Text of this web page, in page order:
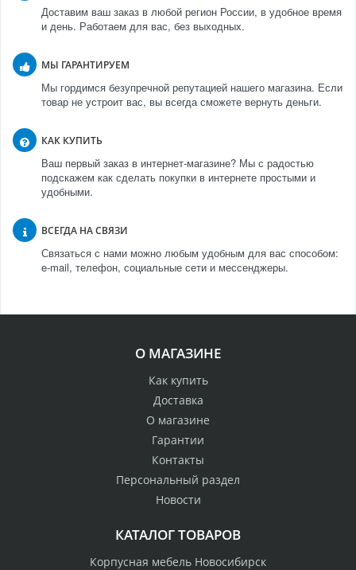
Доставим ваш заказ в любой регион России, в удобное время
и день. Работаем для вас, без выходных.
МЫ ГАРАНТИРУЕМ
Мы гордимся безупречной репутацией нашего магазина. Если
товар не устроит вас, вы всегда сможете вернуть деньги.
КАК КУПИТЬ
Ваш первый заказ в интернет-магазине? Мы с радостью
подскажем как сделать покупки в интернете простыми и
удобными.
ВСЕГДА НА СВЯЗИ
Связаться с нами можно любым удобным для вас способом:
e-mail, телефон, социальные сети и мессенджеры.
О МАГАЗИНЕ
Как купить
Доставка
О магазине
Гарантии
Контакты
Персональный раздел
Новости
КАТАЛОГ ТОВАРОВ
Корпусная мебель Новосибирск